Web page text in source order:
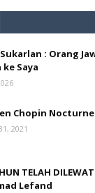
: Orang
ke Saya
Chopin Nocturne
2021
TELAH
Lefand